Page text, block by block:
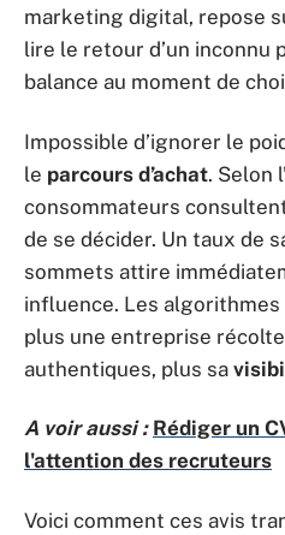
marketing digital, repose
lire le retour d’un inconnu
balance au moment de
Impossible d’ignorer le
le parcours d’achat. Selon
consommateurs
de se décider. Un taux de
sommets attire
influence. Les algorithmes
plus une entreprise
authentiques, plus sa
A voir aussi : Rédiger un
l'attention des recruteurs
Voici comment ces avis